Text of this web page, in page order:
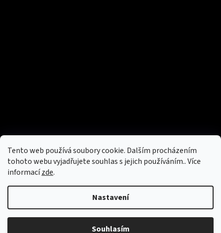
Tento web používá soubory cookie. Dalším procházením
tohoto webu vyjadřujete souhlas s jejich používáním.. Více
informacízde.
Nastavení
Souhlasím